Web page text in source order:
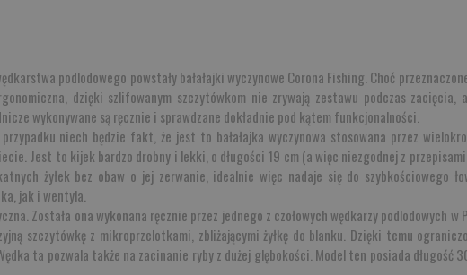
podlodowego powstały bałałajki wyczynowe Corona Fishing. Choć
dzięki szlifowanym szczytówkom nie zrywają zestawu podczas zacięcia,
wykonywane są ręcznie i sprawdzane dokładnie pod kątem funkcjonalności.
niech będzie fakt, że jest to bałałajka wyczynowa stosowana przez
Jest to kijek bardzo drobny i lekki, o długości 19 cm (a więc niezgodnej z przepisami
żyłek bez obaw o jej zerwanie, idealnie więc nadaje się do szybkościowego
jak i wentyla.
. Została ona wykonana ręcznie przez jednego z czołowych wędkarzy podlodowych w
szczytówkę z mikroprzelotkami, zbliżającymi żyłkę do blanku. Dzięki temu
ta pozwala także na zacinanie ryby z dużej glębokości. Model ten posiada długość